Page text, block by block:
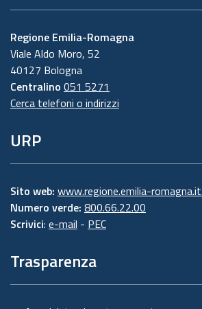
Regione Emilia-Romagna
Viale Aldo Moro, 52
40127 Bologna
Centralino 051 5271
Cerca telefoni o indirizzi
URP
Sito web: www.regione.emilia-
Numero verde: 800.66.22.00
Scrivici: e-mail - PEC
Trasparenza